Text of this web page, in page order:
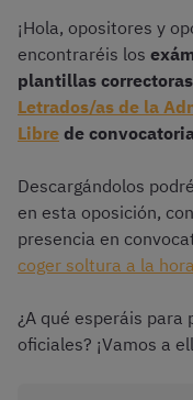
¡Hola, opositores y
encontraréis los
plantillas
Letrados/as de la
Libre de
Descargándolos
en esta oposición,
presencia en
coger soltura a la
¿A qué esperáis para
oficiales? ¡Vamos a